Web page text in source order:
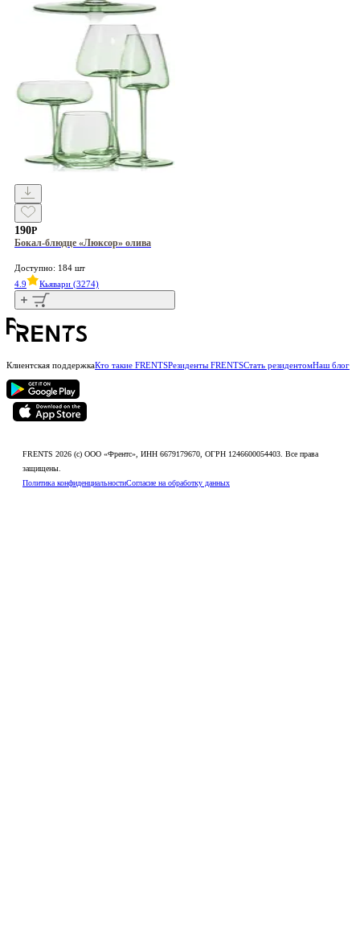
190Р
Бокал-блюдце «Люксор» олива
Доступно: 184 шт
4.9
Кьявари (3274)
Клиентская поддержкаКто такие FRENTSРезиденты FRENTSСтать резидентомНаш блог
FRENTS 2026 (c) ООО «Френтс», ИНН 6679179670, ОГРН 1246600054403. Все права
защищены.
Политика конфиденциальностиСогласие на обработку данных